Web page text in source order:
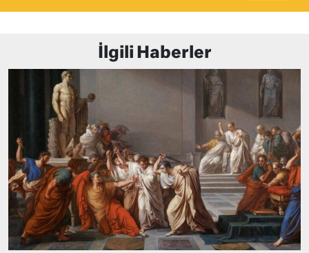
İlgili Haberler